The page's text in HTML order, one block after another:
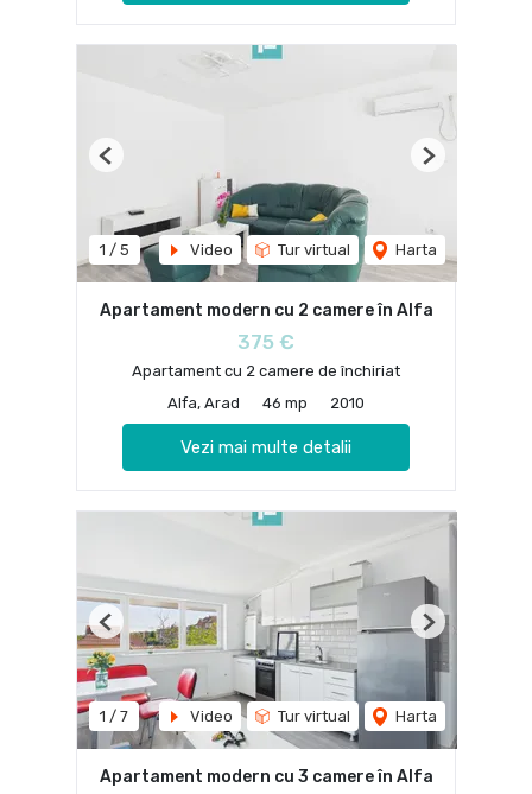
1 / 5 Video Tur virtual Harta
Previous Next
Apartament modern cu 2 camere în Alfa
375 €
Apartament cu 2 camere de închiriat
Alfa, Arad
46 mp 2010
Vezi mai multe detalii
1 / 7 Video Tur virtual Harta
Previous Next
Apartament modern cu 3 camere în Alfa